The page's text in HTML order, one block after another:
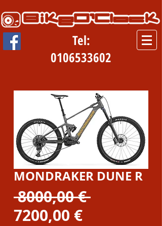
Tel:
0106533602
MONDRAKER DUNE R
8000,00 € Prezzo
7200,00 €Prezzo